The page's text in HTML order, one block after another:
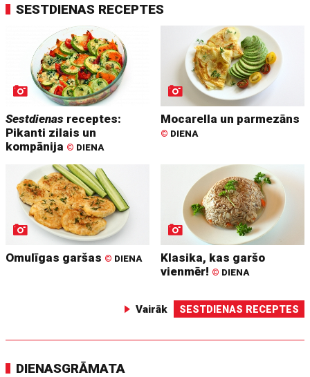
SESTDIENAS RECEPTES
Sestdienas receptes:
Pikanti zilais un
kompānija © DIENA
Mocarella un parmezāns
© DIENA
Omulīgas garšas © DIENA
Klasika, kas garšo
vienmēr! © DIENA
Vairāk SESTDIENAS RECEPTES
DIENASGRĀMATA